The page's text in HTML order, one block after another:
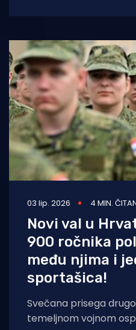
Republici Hrvatskoj
03 lip. 2026 4 MIN.
Novi val u
900 ročnika
među njima i
sportašica!
Svečana prisega
temeljnom vojnom